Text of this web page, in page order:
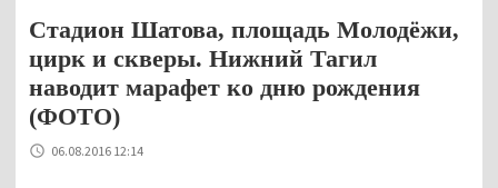
Стадион Шатова, площадь Молодёжи,
цирк и скверы. Нижний Тагил
наводит марафет ко дню рождения
(ФОТО)
06.08.2016 12:14